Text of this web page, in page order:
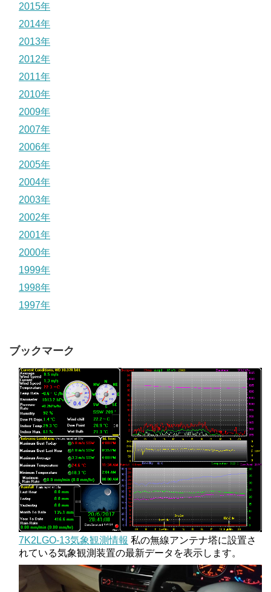
2015年
2014年
2013年
2012年
2011年
2010年
2009年
2007年
2006年
2005年
2004年
2003年
2002年
2001年
2000年
1999年
1998年
1997年
ブックマーク
7K2LGO-13気象観測情報 私の無線アンテナ塔に設置さ
れている気象観測装置の最新データを表示します。